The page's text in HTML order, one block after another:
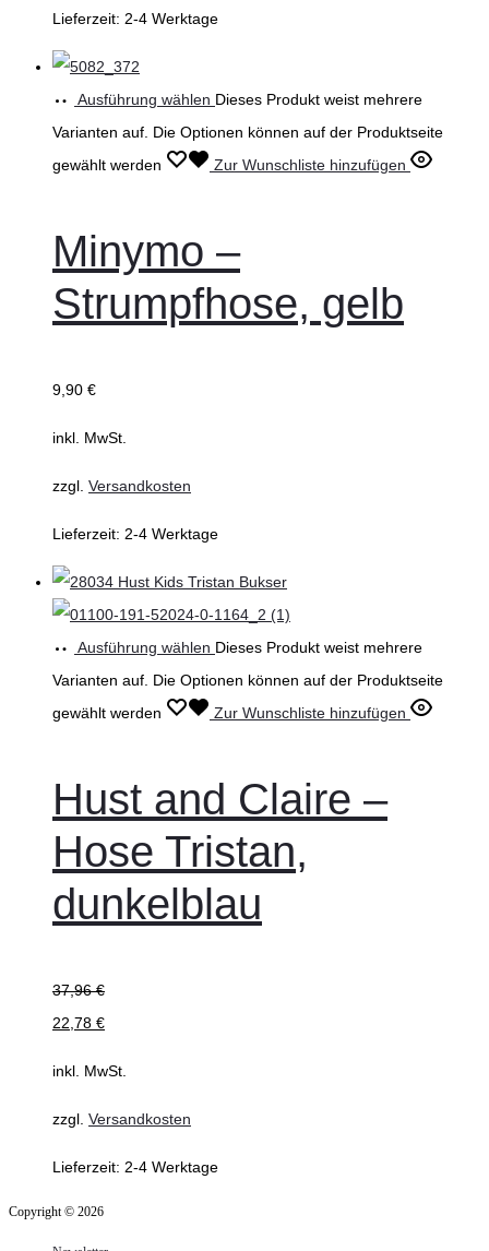
Lieferzeit: 2-4 Werktage
Ausführung wählen Dieses Produkt weist mehrere
Varianten auf. Die Optionen können auf der Produktseite
gewählt werden
Zur Wunschliste hinzufügen
Minymo –
Strumpfhose, gelb
9,90 €
inkl. MwSt.
zzgl. Versandkosten
Lieferzeit: 2-4 Werktage
Ausführung wählen Dieses Produkt weist mehrere
Varianten auf. Die Optionen können auf der Produktseite
gewählt werden
Zur Wunschliste hinzufügen
Hust and Claire –
Hose Tristan,
dunkelblau
37,96€
22,78 €
inkl. MwSt.
zzgl. Versandkosten
Lieferzeit: 2-4 Werktage
Copyright © 2026